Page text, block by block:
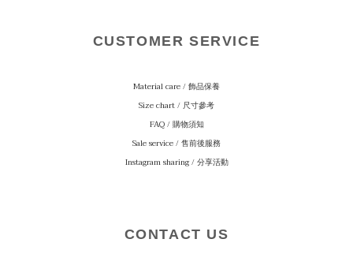
CUSTOMER SERVICE
Material care/ 飾品保養
Size chart / 尺寸參考
FAQ / 購物須知
Sale service / 售前後服務
Instagram sharing / 分享活動
CONTACT US